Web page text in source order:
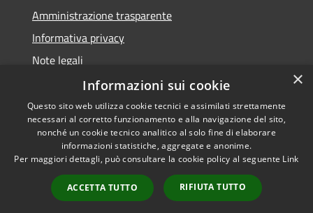
Amministrazione trasparente
Informativa privacy
Note legali
Dichiarazione di accessibilità
RSS
Accessibilità
Copyright © 2026 • Comune di
Municipium•
Accesso
redazione
×
Informazioni sui cookie
Questo sito web utilizza cookie tecnici e assimilati strettamente
necessari al corretto funzionamento e alla navigazione del sito,
nonché un cookie tecnico analitico al solo fine di elaborare
informazioni statistiche, aggregate e anonime.
Per maggiori dettagli, può consultare la cookie policy al seguente Link
ACCETTA TUTTO RIFIUTA TUTTO